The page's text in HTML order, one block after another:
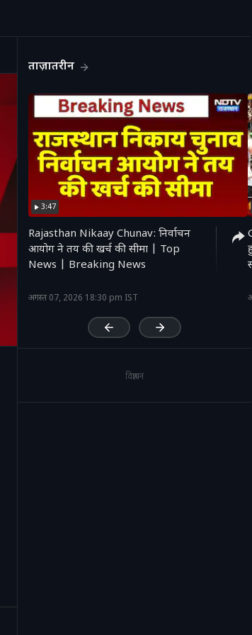
ताज़ातरीन
3:47
Rajasthan Nikaay Chunav: निर्वाचन
आयोग ने तय की खर्च की सीमा | Top
News | Breaking News
अगस्त 07, 2026 18:30 pm IST
विज्ञापन